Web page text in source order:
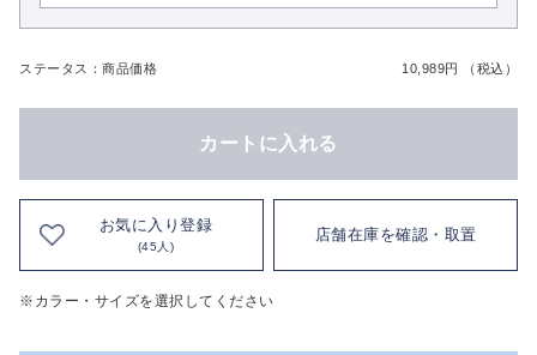
ステータス：商品価格 10,989円 （税込）
カートに入れる
お気に入り登録
(45人)
店舗在庫を確認・取置
※カラー・サイズを選択してください